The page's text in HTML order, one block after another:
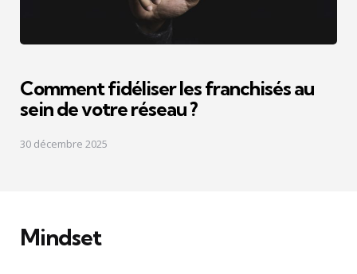
Comment fidéliser les franchisés au
sein de votre réseau ?
30 décembre 2025
Mindset